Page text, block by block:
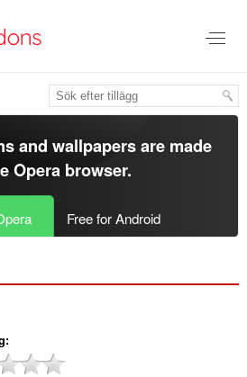
and wallpapers are made
Opera browser.
Free for Android